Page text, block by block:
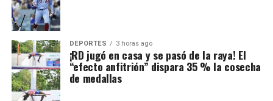
DEPORTES 3 horas ago
¡RD jugó en casa y se pasó de la raya! El
“efecto anfitrión” dispara 35 % la cosecha
de medallas